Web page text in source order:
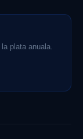
la plata anuala.